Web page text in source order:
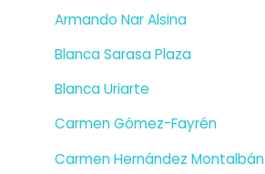
Armando Nar Alsina
Blanca Sarasa Plaza
Blanca Uriarte
Carmen Gómez-Fayrén
Carmen Hernández Montalbán